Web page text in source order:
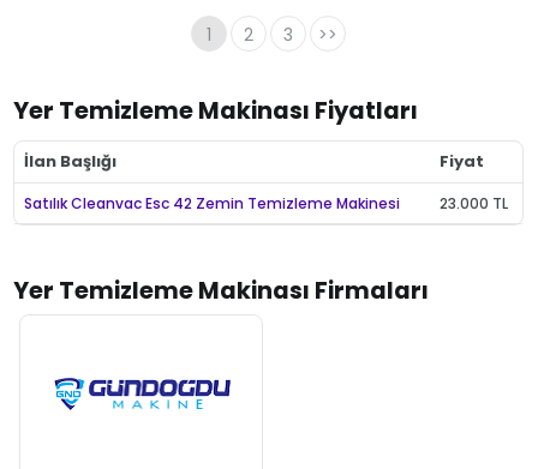
1 2 3 >>
Yer Temizleme Makinası Fiyatları
İlan Başlığı Fiyat
Satılık Cleanvac Esc 42 Zemin Temizleme Makinesi 23.000 TL
Yer Temizleme Makinası Firmaları